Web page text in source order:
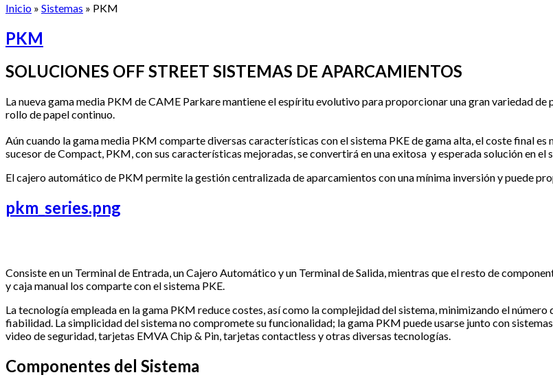
Inicio » Sistemas » PKM
PKM
SOLUCIONES OFF STREET SISTEMAS DE APARCAMIENTOS
La nueva gama media PKM de CAME Parkare mantiene el espíritu evolutivo para proporcionar una gran variedad
rollo de papel continuo.
Aún cuando la gama media PKM comparte diversas características con el sistema PKE de gama alta, el coste final
sucesor de Compact, PKM, con sus características mejoradas, se convertirá en una exitosa y esperada solución en el
El cajero automático de PKM permite la gestión centralizada de aparcamientos con una mínima inversión y puede
pkm_series.png
Consiste en un Terminal de Entrada, un Cajero Automático y un Terminal de Salida, mientras que el resto de
y caja manual los comparte con el sistema PKE.
La tecnología empleada en la gama PKM reduce costes, así como la complejidad del sistema, minimizando el
fiabilidad. La simplicidad del sistema no compromete su funcionalidad; la gama PKM puede usarse junto con
video de seguridad, tarjetas EMVA Chip & Pin, tarjetas contactless y otras diversas tecnologías.
Componentes del Sistema